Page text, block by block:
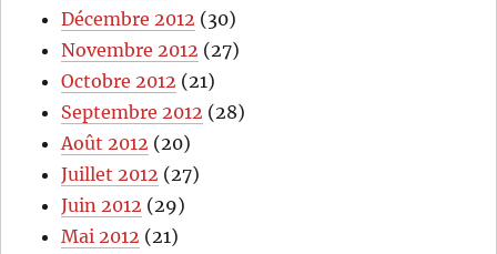
Décembre 2012 (30)
Novembre 2012 (27)
Octobre 2012 (21)
Septembre 2012 (28)
Août 2012 (20)
Juillet 2012 (27)
Juin 2012 (29)
Mai 2012 (21)